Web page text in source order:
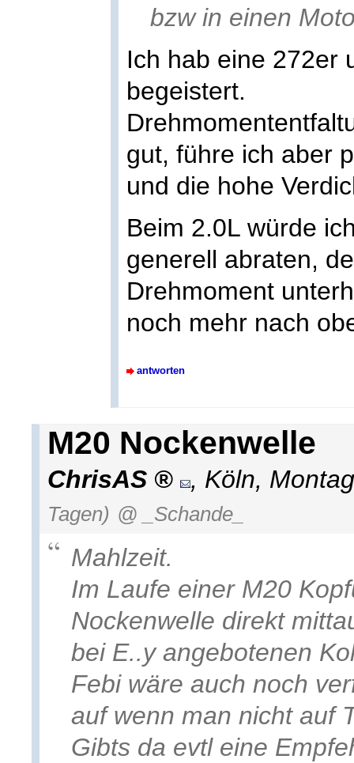
bzw in einen
Ich hab eine 272er
begeistert.
gut, führe ich aber
und die hohe
Beim 2.0L würde
generell abraten,
Drehmoment
noch mehr nach
antworten
M20 Nockenwelle
ChrisAS , Köln,
Tagen) @ _Schande_
Mahlzeit.
Im Laufe einer M20
Nockenwelle direkt
bei E..y angebotenen
Febi wäre auch noch
auf wenn man nicht auf
Gibts da evtl eine